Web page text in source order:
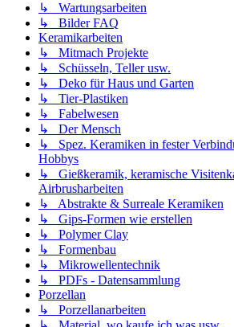
↳ Wartungsarbeiten
↳ Bilder FAQ
Keramikarbeiten
↳ Mitmach Projekte
↳ Schüsseln, Teller usw.
↳ Deko für Haus und Garten
↳ Tier-Plastiken
↳ Fabelwesen
↳ Der Mensch
↳ Spez. Keramiken in fester
Hobbys
↳ Gießkeramik, keramische
Airbrusharbeiten
↳ Abstrakte & Surreale Keramiken
↳ Gips-Formen wie erstellen
↳ Polymer Clay
↳ Formenbau
↳ Mikrowellentechnik
↳ PDFs - Datensammlung
Porzellan
↳ Porzellanarbeiten